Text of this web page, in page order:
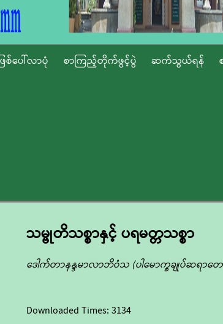
ပေါ်လာပုံ စာကြည့်တိုက်ဖွင့်ပွဲ ဆက်သွယ်ရန်
သမ္ဗုတိသစ္စာနှင့် ပရမတ္တသစ္စာ
ဒေါက်တာနန္ဒမာလာဘိဝံသ (ပါမောက္ခချုပ်ဆရာတ
Downloaded Times: 3134